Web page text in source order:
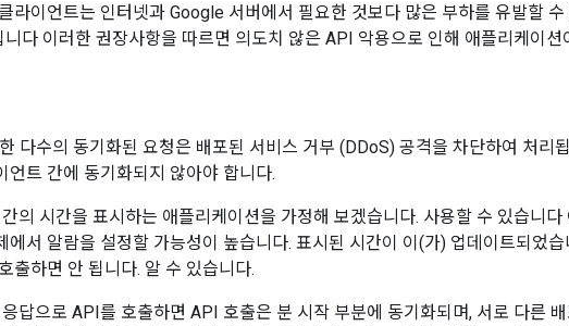
라이언트는 인터넷과 Google 서버에서 필요한 것보다 많은 부하를 유발할
다 이러한 권장사항을 따르면 의도치 않은 API 악용으로 인해 애플리케이션
다수의 동기화된 요청은 배포된 서비스 거부 (DDoS) 공격을 차단하여 처리
언트 간에 동기화되지 않아야 합니다.
의 시간을 표시하는 애플리케이션을 가정해 보겠습니다. 사용할 수 있습니다
에서 알람을 설정할 가능성이 높습니다. 표시된 시간이 이(가) 업데이트되었
출하면 안 됩니다. 알 수 있습니다.
답으로 API를 호출하면 API 호출은 분 시작 부분에 동기화되며, 서로 다른